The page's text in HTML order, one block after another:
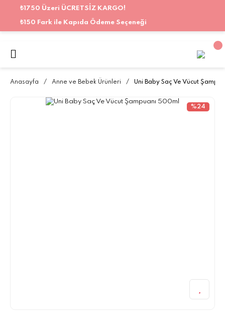
₺1750 Üzeri ÜCRETSİZ KARGO!
₺150 Fark ile Kapıda Ödeme Seçeneği
Anasayfa Anne ve Bebek Ürünleri Uni Baby Saç Ve Vücut
%24